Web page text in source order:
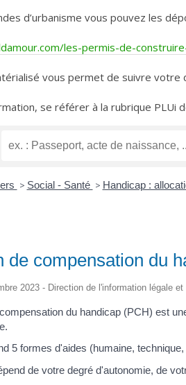
d’urbanisme vous pouvez les
les-permis-de-
vous permet de suivre votre
se référer à la rubrique PLUi
> Social - Santé > Handicap :
de compensation du
2023 - Direction de l'information légale
du handicap (PCH) est
5 formes d'aides (humaine,
de votre degré d'autonomie, de